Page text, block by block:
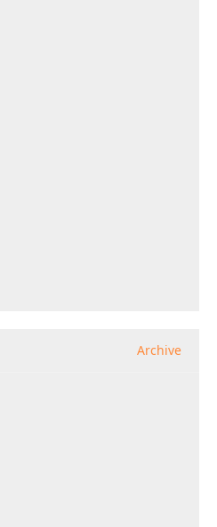
Archive